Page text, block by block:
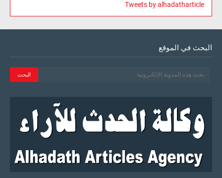
Tweets by alhadatharticle
البحث في الموقع